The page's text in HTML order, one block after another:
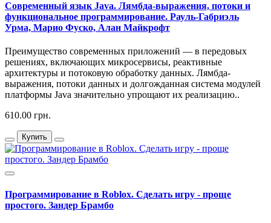
Современный язык Java. Лямбда-выражения, потоки и
функциональное программирование. Рауль-Габриэль
Урма, Марио Фуско, Алан Майкрофт
Преимущество современных приложений — в передовых
решениях, включающих микросервисы, реактивные
архитектуры и потоковую обработку данных. Лямбда-
выражения, потоки данных и долгожданная система модулей
платформы Java значительно упрощают их реализацию..
610.00 грн.
Купить
Программирование в Roblox. Сделать игру - проще
простого. Зандер Брамбо